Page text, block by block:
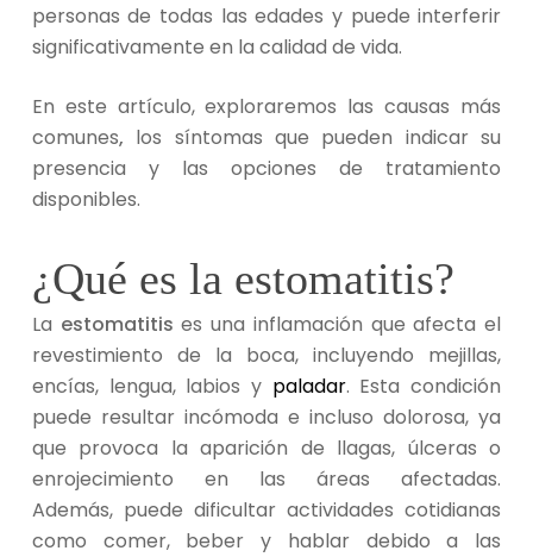
personas de todas las edades y puede interferir
significativamente en la calidad de vida.
En este artículo, exploraremos las causas más
comunes, los síntomas que pueden indicar su
presencia y las opciones de tratamiento
disponibles.
¿Qué es la estomatitis?
La estomatitises una inflamación que afecta el
revestimiento de la boca, incluyendo mejillas,
encías, lengua, labios y paladar. Esta condición
puede resultar incómoda e incluso dolorosa, ya
que provoca la aparición de llagas, úlceras o
enrojecimiento en las áreas afectadas.
Además, puede dificultar actividades cotidianas
como comer, beber y hablar debido a las